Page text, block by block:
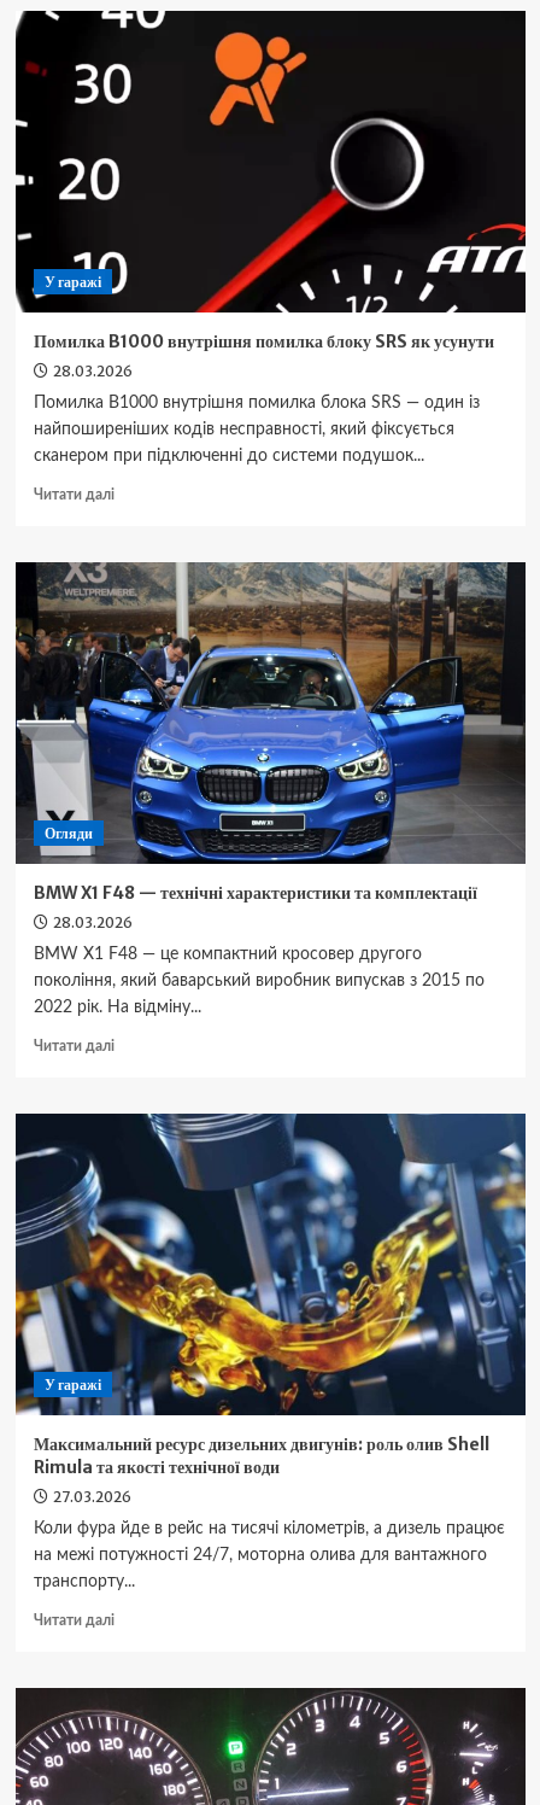
купити
авто
США:
сервіс
перевірки
У гаражі
Помилка B1000 внутрішня помилка блоку SRS як усунути
28.03.2026
Помилка B1000 внутрішня помилка блока SRS — один із
найпоширеніших кодів несправності, який фіксується
сканером при підключенні до системи подушок...
Читати даліДокладніше
B1000
внутрішня
помилка
блоку
SRS
як
усунути
Огляди
BMW X1 F48 — технічні характеристики та комплектації
28.03.2026
BMW X1 F48 — це компактний кросовер другого
покоління, який баварський виробник випускав з 2015 по
2022 рік. На відміну...
Читати даліДокладніше
X1
характеристики
комплектації
У гаражі
Максимальний ресурс дизельних двигунів: роль олив Shell
Rimula та якості технічної води
27.03.2026
Коли фура йде в рейс на тисячі кілометрів, а дизель працює
на межі потужності 24/7, моторна олива для вантажного
транспорту...
Читати даліДокладніше
ресурс
дизельних
двигунів:
роль